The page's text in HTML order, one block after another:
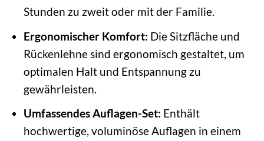
Stunden zu zweit oder mit der Familie.
Ergonomischer Komfort: Die Sitzfläche und
Rückenlehne sind ergonomisch gestaltet, um
optimalen Halt und Entspannung zu
gewährleisten.
Umfassendes Auflagen-Set: Enthält
hochwertige, voluminöse Auflagen in einem